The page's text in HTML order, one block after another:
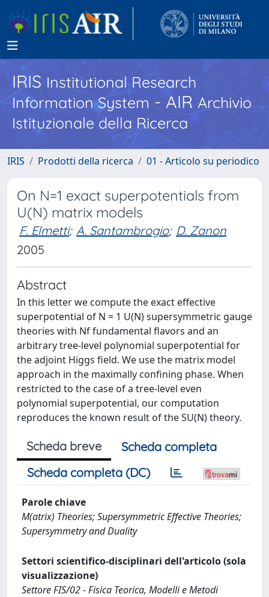
IRISInstitutional Research
Information System - AIR Archivio
Istituzionale della Ricerca
IRIS Prodotti della ricerca 01 - Articolo su periodico
On N=1 exact superpotentials from
U(N) matrix models
F. Elmetti; A. Santambrogio; D. Zanon
2005
Abstract
In this letter we compute the exact effective
superpotential of N = 1 U(N) supersymmetric gauge
theories with Nf fundamental flavors and an
arbitrary tree-level polynomial superpotential for
the adjoint Higgs field. We use the matrix model
approach in the maximally confining phase. When
restricted to the case of a tree-level even
polynomial superpotential, our computation
reproduces the known result of the SU(N) theory.
Scheda breve
Scheda completa
Scheda completa (DC)
Parole chiave
M(atrix) Theories; Supersymmetric Effective Theories;
Supersymmetry and Duality
Settori scientifico-disciplinari dell'articolo (sola
visualizzazione)
Settore FIS/02 - Fisica Teorica, Modelli e Metodi